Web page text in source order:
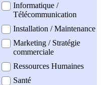
Informatique /
Télécommunication
Installation / Maintenance
Marketing / Stratégie
commerciale
Ressources Humaines
Santé